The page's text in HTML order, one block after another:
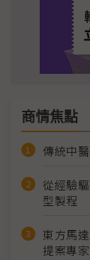
商情焦點
傳統中
從經驗
型製程
東方馬
提案專家